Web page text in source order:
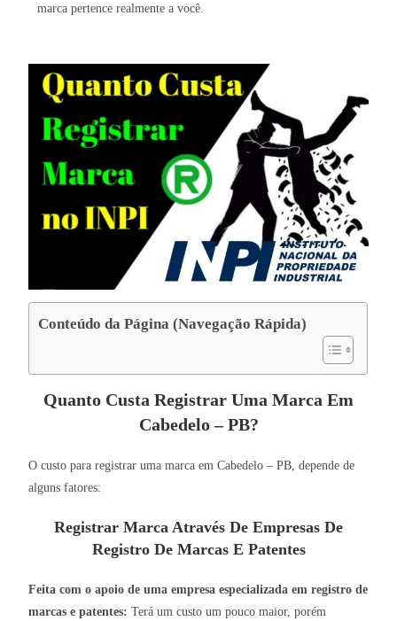
marca pertence realmente a você.
Conteúdo da Página (Navegação Rápida)
Quanto Custa Registrar Uma Marca Em
Cabedelo – PB?
O custo para registrar uma marca em Cabedelo – PB, depende de
alguns fatores:
Registrar Marca Através De Empresas De
Registro De Marcas E Patentes
Feita com o apoio de uma empresa especializada em registro de
marcas e patentes: Terá um custo um pouco maior, porém